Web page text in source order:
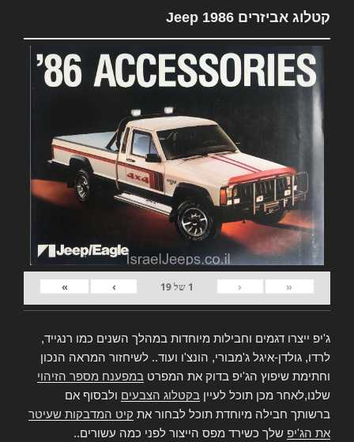
קטלוג אביזרים Jeep 1986
«
‹
1 של19
›
»
ג'יפ ייצרו דגמים וחבילות מיוחדות במהלך השנים כמו רנגייד,
לרדו, גולדן-איגל ג'מבורי, הונצ'ו ועוד.. לשיחזור המראה הנכון
וחתימת שיפוץ הג'יפ בדוק את המפרט במפענח מספר הזיהוי
שלנו,לאחר מכן תוכל לעיין בקטלוג הצבעים ולבסוף אם
ברשותך חבילה מיוחדת תוכל לבחור את קיט המדבקות שעיטר
את הג'יפ שלך כשירד מפס הייצור לפני כמה עשורים..